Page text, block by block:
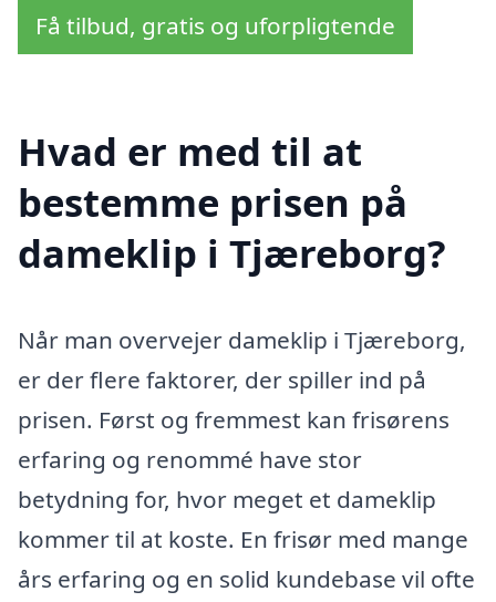
Få tilbud, gratis og uforpligtende
Hvad er med til at
bestemme prisen på
dameklip i Tjæreborg?
Når man overvejer dameklip i Tjæreborg,
er der flere faktorer, der spiller ind på
prisen. Først og fremmest kan frisørens
erfaring og renommé have stor
betydning for, hvor meget et dameklip
kommer til at koste. En frisør med mange
års erfaring og en solid kundebase vil ofte